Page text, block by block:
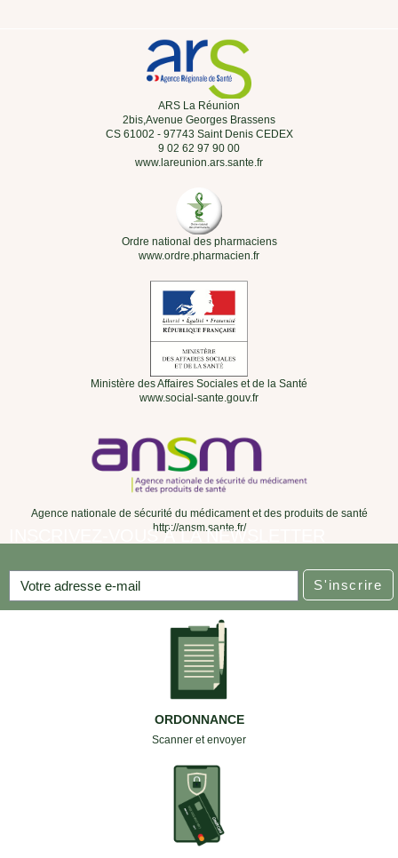
ARS La Réunion
2bis,Avenue Georges Brassens
CS 61002 - 97743 Saint Denis CEDEX
9 02 62 97 90 00
www.lareunion.ars.sante.fr
Ordre national des pharmaciens
www.ordre.pharmacien.fr
Ministère des Affaires Sociales et de la Santé
www.social-sante.gouv.fr
Agence nationale de sécurité du médicament et des produits de santé
http://ansm.sante.fr/
INSCRIVEZ-VOUS À LA NEWSLETTER
S'inscrire
ORDONNANCE
Scanner et envoyer